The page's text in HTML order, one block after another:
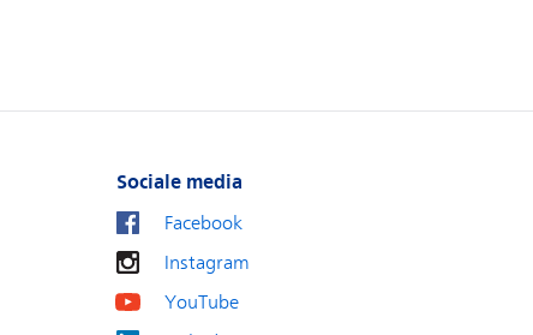
Sociale media
Facebook
Instagram
YouTube